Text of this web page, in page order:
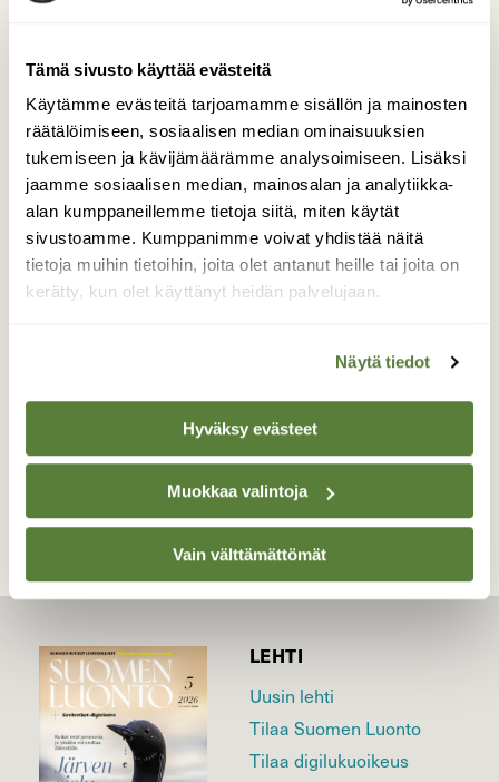
Tämä sivusto käyttää evästeitä
Käytämme evästeitä tarjoamamme sisällön ja mainosten
räätälöimiseen, sosiaalisen median ominaisuuksien
tukemiseen ja kävijämäärämme analysoimiseen. Lisäksi
jaamme sosiaalisen median, mainosalan ja analytiikka-
alan kumppaneillemme tietoja siitä, miten käytät
sivustoamme. Kumppanimme voivat yhdistää näitä
tietoja muihin tietoihin, joita olet antanut heille tai joita on
kerätty, kun olet käyttänyt heidän palvelujaan.
Näytä tiedot
Hyväksy evästeet
Muokkaa valintoja
Vain välttämättömät
Sinivuokot
Sinivuokko on kukkinut jo muutaman viikon.
Tämä kuva on otettu 5.5.2017.
Valokuvaaja: Kari Saarinen, Lempäälä 5.5.2017
LEHTI
Uusin lehti
Tilaa Suomen Luonto
Tilaa digilukuoikeus